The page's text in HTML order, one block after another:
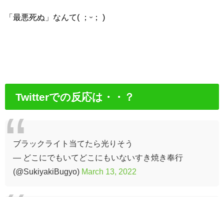
「最悪死ぬ」なんて( ；ᵕ； )
Twitterでの反応は・・？
ブラックライト当てたら光りそう
— どこにでもいてどこにもいないすき焼き奉行
(@SukiyakiBugyo) March 13, 2022